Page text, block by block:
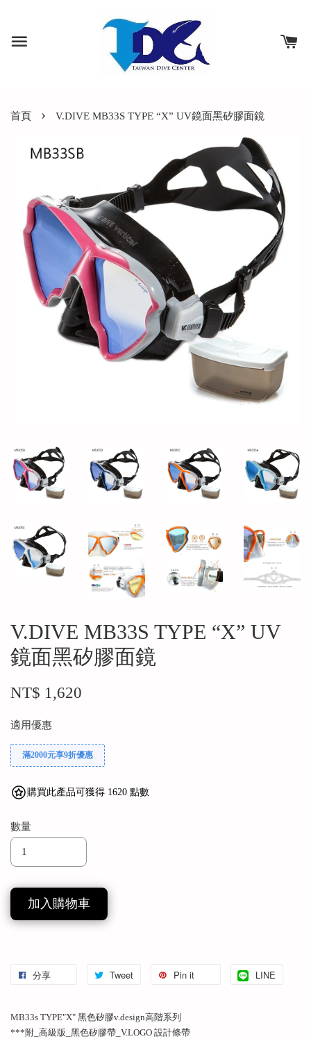
首頁 › V.DIVE MB33S TYPE “X” UV鏡面黑矽膠面鏡
V.DIVE MB33S TYPE “X” UV
鏡面黑矽膠面鏡
NT$ 1,620
適用優惠
滿2000元享9折優惠
購買此產品可獲得 1620 點數
數量
加入購物車
分享 Tweet Pin it LINE
MB33s TYPE"X" 黑色矽膠v.design高階系列
***附_高級版_黑色矽膠帶_V.LOGO 設計條帶